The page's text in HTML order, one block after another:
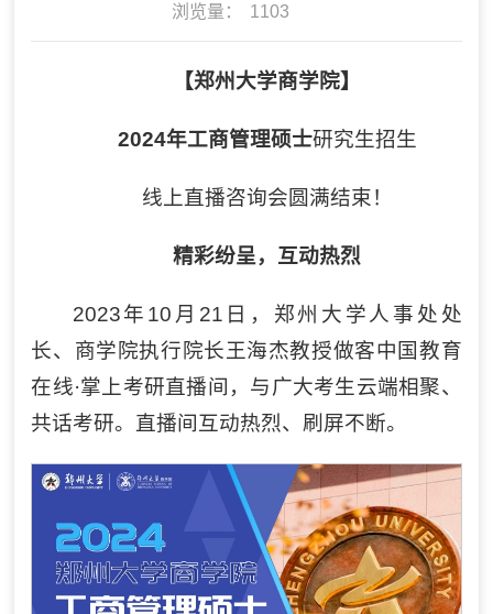
浏览量：
1103
【郑州大学商学院】
2024年工商管理硕士研究生招生
线上直播咨询会圆满结束！
精彩纷呈，互动热烈
2023年10月21日，郑州大学人事处处
长、商学院执行院长王海杰教授做客中国教育
在线·掌上考研直播间，与广大考生云端相聚、
共话考研。直播间互动热烈、刷屏不断。